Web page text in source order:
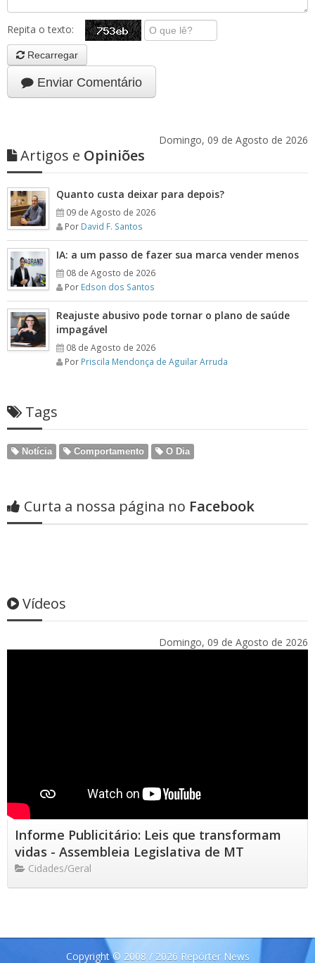
Repita o texto:
Recarregar
Enviar Comentário
Domingo, 09 de Agosto de 2026
Artigos e Opiniões
Quanto custa deixar para depois?
09 de Agosto de 2026
Por David F. Santos
IA: a um passo de fazer sua marca vender menos
08 de Agosto de 2026
Por Edson dos Santos
Reajuste abusivo pode tornar o plano de saúde
impagável
08 de Agosto de 2026
Por Priscila Mendonça de Aguilar Arruda
Tags
Notícia Comportamento O Dia
Curta a nossa página no Facebook
Vídeos
Domingo, 09 de Agosto de 2026
Informe Publicitário: Leis que transformam
vidas - Assembleia Legislativa de MT
Cidades/Geral
Copyright © 2008 / 2026 Repórter News